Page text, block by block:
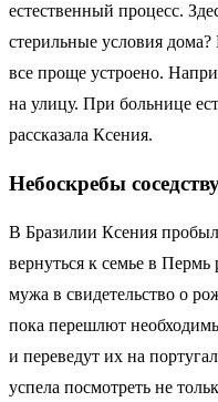
естественный процесс.
стерильные условия
все проще устроено.
на улицу. При больнице
рассказала Ксения.
Небоскребы
В Бразилии Ксения
вернуться к семье в Пермь
мужа в свидетельство о
пока перешлют
и переведут их на
успела посмотреть не